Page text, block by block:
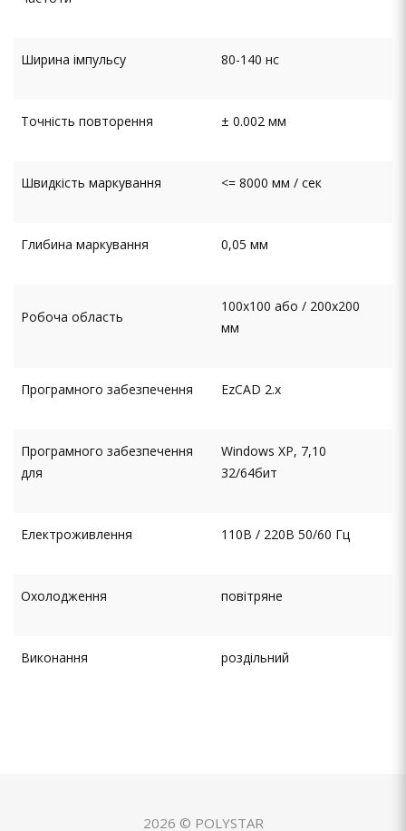
Ширина імпульсу 80-140 нс
Точність повторення ± 0.002 мм
Швидкість маркування <= 8000 мм / сек
Глибина маркування 0,05 мм
Робоча область
100х100 або / 200х200
мм
Програмного забезпечення EzCAD 2.x
Програмного забезпечення
для
Windows XP, 7,10
32/64бит
Електроживлення 110В / 220В 50/60 Гц
Охолодження повітряне
Виконання роздільний
2026 © POLYSTAR